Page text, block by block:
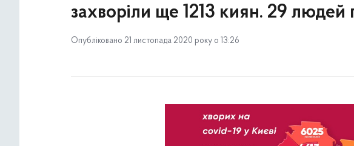
захворіли ще 1213 киян. 29 людей
Опубліковано 21 листопада 2020 року о 13:26